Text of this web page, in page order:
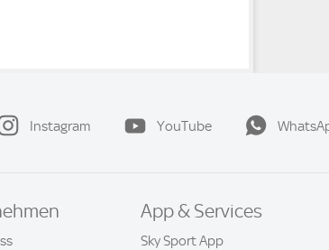
Instagram YouTube
App & Services
Sky Sport App